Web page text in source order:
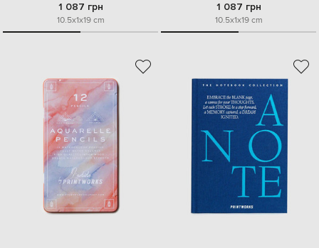
1 087 грн
10.5x1x19 cm
1 087 грн
10.5x1x19 cm